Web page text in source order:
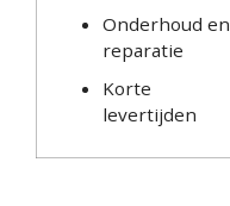
Onderhoud en
reparatie
Korte
levertijden